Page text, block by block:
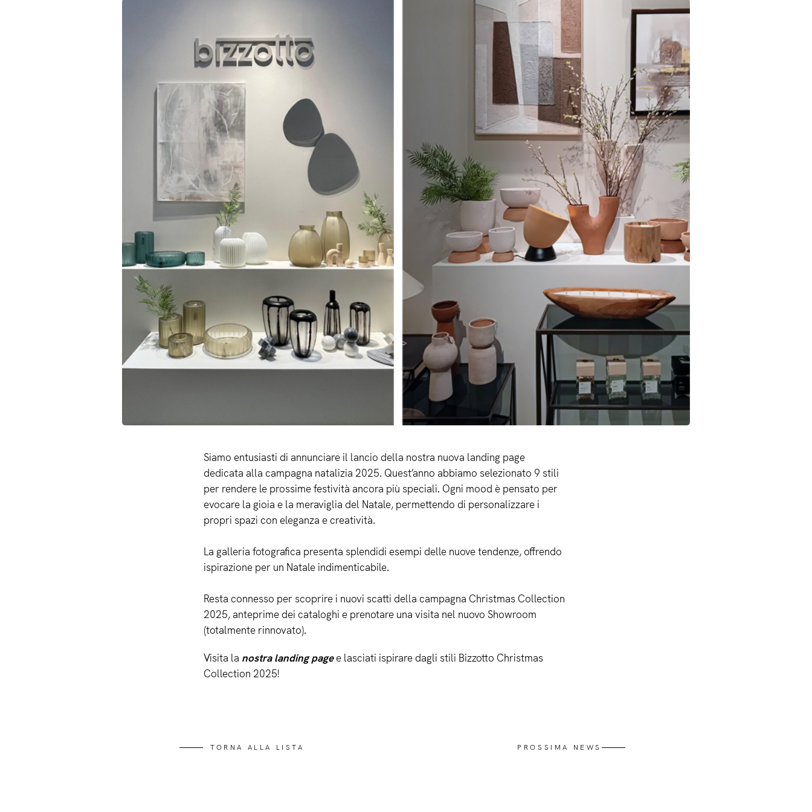
Siamo entusiasti di annunciare il lancio della nostra nuova landing page
dedicata alla campagna natalizia 2025. Quest’anno abbiamo selezionato 9 stili
per rendere le prossime festività ancora più speciali. Ogni mood è pensato per
evocare la gioia e la meraviglia del Natale, permettendo di personalizzare i
propri spazi con eleganza e creatività.
La galleria fotografica presenta splendidi esempi delle nuove tendenze, offrendo
ispirazione per un Natale indimenticabile.
Resta connesso per scoprire i nuovi scatti della campagna Christmas Collection
2025, anteprime dei cataloghi e prenotare una visita nel nuovo Showroom
(totalmente rinnovato).
Visita la nostra landing pagee lasciati ispirare dagli stili Bizzotto Christmas
Collection 2025!
TORNA ALLA LISTA PROSSIMA NEWS